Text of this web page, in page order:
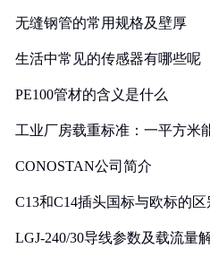
无缝钢管的常用规格及壁厚
生活中常见的传感器有哪些呢
PE100管材的含义是什么
工业厂房载重标准：一平方米
CONOSTAN公司简介
C13和C14插头国标与欧标的
LGJ-240/30导线参数及载流量